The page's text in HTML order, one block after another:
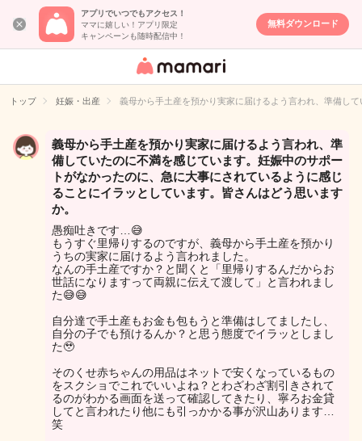
アプリでいつでもアクセス！
ママに嬉しい！アプリ限定
キャンペーンも随時配信中！
無料ダウンロード
女性専用匿名QA
イト
トップ 妊娠・出産 義母から手土産を預かり実家に届けるよう言われ、準備し
義母から手土産を預かり実家に届けるよう言われ、準
備していたのに不満を感じています。妊娠中のサポー
トがなかったのに、急に大事にされているように感じ
ることにイラッとしています。皆さんはどう思います
か。
愚痴吐きです…😅
もうすぐ里帰りするのですが、義母から手土産を預かり
うちの実家に届けるよう言われました。
なんの手土産ですか？と聞くと「里帰りするんだからお
世話になりますって両親に伝えて渡して」と言われまし
た😅😅
自分達で手土産もお金も包もうと準備はしてましたし、
自分の子でも預けるんか？と思う態度でイラッとしまし
た🥹
そのくせ赤ちゃんの用品はネットで安くなっているもの
をスクショでこれでいいよね？とわざわざ割引きされて
るのがわかる画面を送って確認してきたり、寧ろお金貸
してと言われたり他にも引っかかる事が沢山あります…
笑